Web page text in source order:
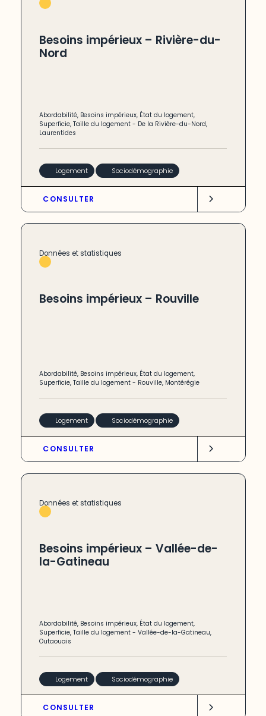
Besoins impérieux – Rivière-du-
Nord
Abordabilité, Besoins impérieux, État du logement,
Superficie,Taille du logement - De la Rivière-du-Nord,
Laurentides
Logement Sociodémographie
CONSULTER
Données et statistiques
Besoins impérieux – Rouville
Abordabilité, Besoins impérieux, État du logement,
Superficie,Taille du logement - Rouville, Montérégie
Logement Sociodémographie
CONSULTER
Données et statistiques
Besoins impérieux – Vallée-de-
la-Gatineau
Abordabilité, Besoins impérieux, État du logement,
Superficie,Taille du logement -Vallée-de-la-Gatineau,
Outaouais
Logement Sociodémographie
CONSULTER